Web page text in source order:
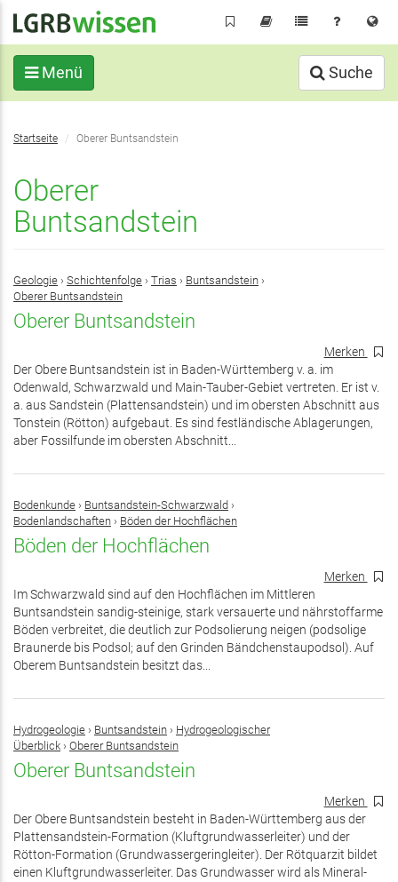
Inhalt
Menü Suche
Sie
hier:
Startseite Oberer Buntsandstein
Oberer
Buntsandstein
Geologie › Schichtenfolge › Trias › Buntsandstein ›
Oberer Buntsandstein
Oberer Buntsandstein
Merken
Der Obere Buntsandstein ist in Baden-Württemberg v. a. im
Odenwald, Schwarzwald und Main-Tauber-Gebiet vertreten. Er ist v.
a. aus Sandstein (Plattensandstein) und im obersten Abschnitt aus
Tonstein (Rötton) aufgebaut. Es sind festländische Ablagerungen,
aber Fossilfunde im obersten Abschnitt...
Bodenkunde › Buntsandstein-Schwarzwald ›
Bodenlandschaften › Böden der Hochflächen
Böden der Hochflächen
Merken
Im Schwarzwald sind auf den Hochflächen im Mittleren
Buntsandstein sandig-steinige, stark versauerte und nährstoffarme
Böden verbreitet, die deutlich zur Podsolierung neigen (podsolige
Braunerde bis Podsol; auf den Grinden Bändchenstaupodsol). Auf
Oberem Buntsandstein besitzt das...
Hydrogeologie › Buntsandstein › Hydrogeologischer
Überblick › Oberer Buntsandstein
Oberer Buntsandstein
Merken
Der Obere Buntsandstein besteht in Baden-Württemberg aus der
Plattensandstein-Formation (Kluftgrundwasserleiter) und der
Rötton-Formation (Grundwassergeringleiter). Der Rötquarzit bildet
einen Kluftgrundwasserleiter. Das Grundwasser wird als Mineral-